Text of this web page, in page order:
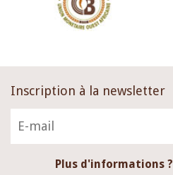
Inscription à la newsletter
Plus d'informations ?